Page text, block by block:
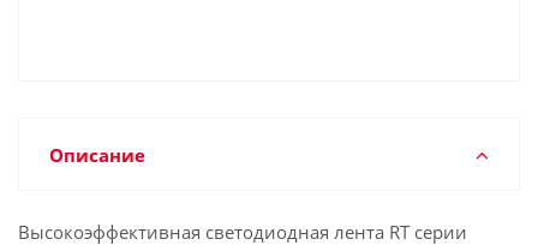
Описание
Высокоэффективная светодиодная лента RT серии